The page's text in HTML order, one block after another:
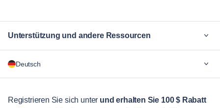
Unterstützung und andere Ressourcen
Für Unternehmen
Gästebetreuung
Deutsch
English
Registrieren Sie sich unter und erhalten Sie 100 $ Rabatt